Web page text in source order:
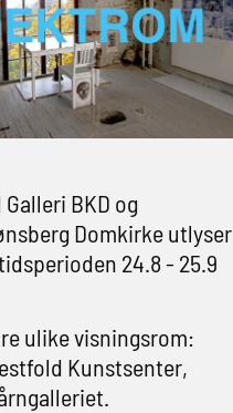
BKD og
Domkirke utlyser
24.8 - 25.9
ulike visningsrom:
Kunstsenter,